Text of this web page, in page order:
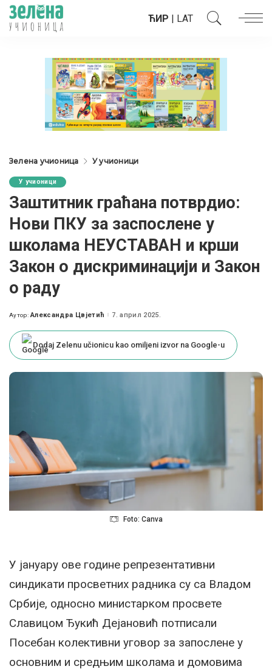
ЋИР | LAT
Зелена учионица У учионици
У учионици
Заштитник граћана потврдио:
Нови ПКУ за заспослене у
школама НЕУСТАВАН и крши
Закон о дискриминацији и Закон
о раду
Posted
Аутор: Александра Цвјетић 7. април 2025.
Dodaj Zelenu učionicu kao omiljeni izvor na Google-u
Foto: Canva
У јануару ове године репрезентативни
синдикати просветних радника су са Владом
Србије, односно министарком просвете
Славицом Ђукић Дејановић потписали
Посебан колективни уговор за запослене у
основним и средњим школама и домовима